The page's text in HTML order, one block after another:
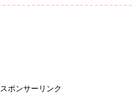
スポンサーリンク